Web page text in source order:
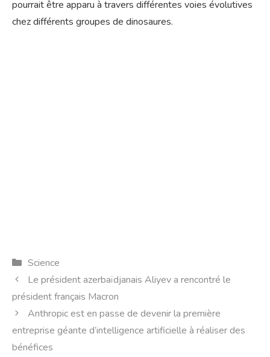
pourrait être apparu à travers différentes voies évolutives
chez différents groupes de dinosaures.
Catégories
Science
Le président azerbaïdjanais Aliyev a rencontré le
président français Macron
Anthropic est en passe de devenir la première
entreprise géante d’intelligence artificielle à réaliser des
bénéfices